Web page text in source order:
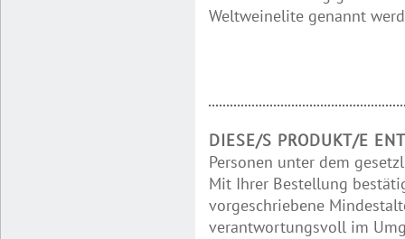
Weltweinelite genannt
DIESE/S PRODUKT/E
Personen unter dem
Mit Ihrer Bestellung
vorgeschriebene
verantwortungsvoll im